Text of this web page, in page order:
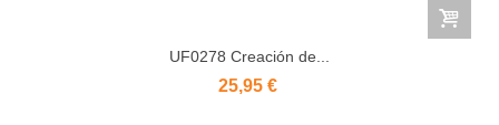
UF0278 Creación de...
25,95 €